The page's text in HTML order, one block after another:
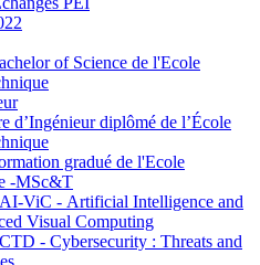
of Science de l'Ecole
d’Ingénieur diplômé de l’École
gradué de l'Ecole
-MSc&T
ViC - Artificial Intelligence and
Visual Computing
- Cybersecurity : Threats and